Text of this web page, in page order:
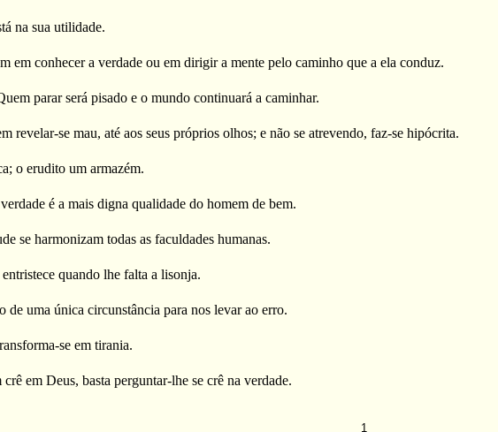
na sua utilidade.
em conhecer a verdade ou em dirigir a mente pelo caminho que a ela conduz.
parar será pisado e o mundo continuará a caminhar.
revelar-se mau, até aos seus próprios olhos; e não se atrevendo, faz-se hipócrita.
o erudito um armazém.
é a mais digna qualidade do homem de bem.
se harmonizam todas as faculdades humanas.
quando lhe falta a lisonja.
de uma única circunstância para nos levar ao erro.
se em tirania.
crê em Deus, basta perguntar-lhe se crê na verdade.
1